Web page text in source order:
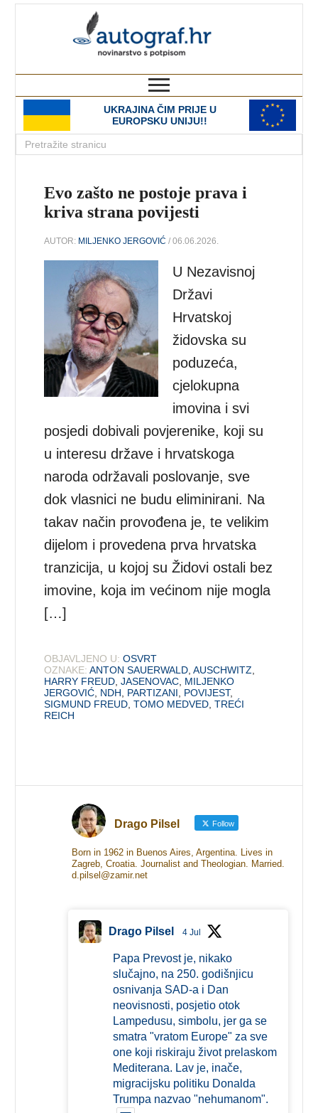
UKRAJINA ČIM PRIJE U
EUROPSKU UNIJU!!
Evo zašto ne postoje prava i
kriva strana povijesti
AUTOR: MILJENKO JERGOVIĆ / 06.06.2026.
U Nezavisnoj
Državi
Hrvatskoj
židovska su
poduzeća,
cjelokupna
imovina i svi
posjedi dobivali povjerenike, koji su
u interesu države i hrvatskoga
naroda održavali poslovanje, sve
dok vlasnici ne budu eliminirani. Na
takav način provođena je, te velikim
dijelom i provedena prva hrvatska
tranzicija, u kojoj su Židovi ostali bez
imovine, koja im većinom nije mogla
[…]
OBJAVLJENO U: OSVRT
OZNAKE: ANTON SAUERWALD ,AUSCHWITZ
HARRY FREUD ,JASENOVAC MILJENKO
JERGOVIĆ NDH PARTIZANI POVIJEST,
SIGMUND FREUD ,TOMO MEDVED ,TREĆI
REICH
Drago Pilsel Follow
Born in 1962 in Buenos Aires, Argentina. Lives in
Zagreb, Croatia. Journalist and Theologian. Married.
d.pilsel@zamir.net
Drago Pilsel 4 Jul
Papa Prevost je, nikako
slučajno, na 250. godišnjicu
osnivanja SAD-a i Dan
neovisnosti, posjetio otok
Lampedusu, simbolu, jer ga se
smatra "vratom Europe" za sve
one koji riskiraju život prelaskom
Mediterana. Lav je, inače,
migracijsku politiku Donalda
Trumpa nazvao "nehumanom".